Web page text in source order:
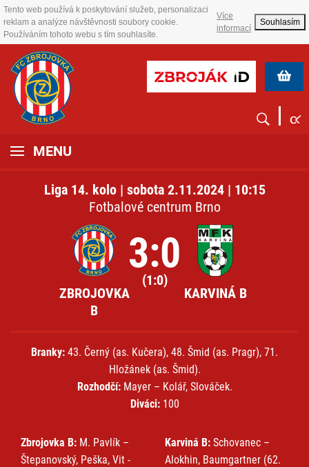
Tento web používá k poskytování služeb, personalizaci
reklam a analýze návštěvnosti soubory cookie.
Používáním tohoto webu s tím souhlasíte.
Více
informací
Souhlasím
MENU
Liga 14. kolo | sobota 2.11.2024 | 10:15
Fotbalové centrum Brno
ZBROJOVKA
B
3:0
(1:0)
KARVINÁ B
Branky: 43. Černý (as. Kučera), 48. Šmid (as. Pragr), 71.
Hložánek (as. Šmid).
Rozhodčí:Mayer – Kolář, Slováček.
Diváci:100
Zbrojovka B: M. Pavlík –
Štepanovský, Peška, Vit -
Karviná B: Schovanec –
Alokhin, Baumgartner (62.